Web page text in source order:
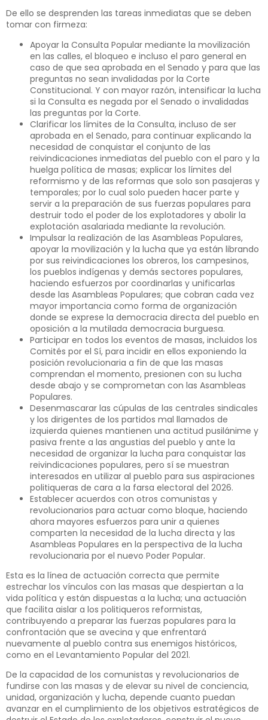
De ello se desprenden las tareas inmediatas que se deben
tomar con firmeza:
Apoyar la Consulta Popular mediante la movilización
en las calles, el bloqueo e incluso el paro general en
caso de que sea aprobada en el Senado y para que las
preguntas no sean invalidadas por la Corte
Constitucional. Y con mayor razón, intensificar la lucha
si la Consulta es negada por el Senado o invalidadas
las preguntas por la Corte.
Clarificar los límites de la Consulta, incluso de ser
aprobada en el Senado, para continuar explicando la
necesidad de conquistar el conjunto de las
reivindicaciones inmediatas del pueblo con el paro y la
huelga política de masas; explicar los límites del
reformismo y de las reformas que solo son pasajeras y
temporales; por lo cual solo pueden hacer parte y
servir a la preparación de sus fuerzas populares para
destruir todo el poder de los explotadores y abolir la
explotación asalariada mediante la revolución.
Impulsar la realización de las Asambleas Populares,
apoyar la movilización y la lucha que ya están librando
por sus reivindicaciones los obreros, los campesinos,
los pueblos indígenas y demás sectores populares,
haciendo esfuerzos por coordinarlas y unificarlas
desde las Asambleas Populares; que cobran cada vez
mayor importancia como forma de organización
donde se exprese la democracia directa del pueblo en
oposición a la mutilada democracia burguesa.
Participar en todos los eventos de masas, incluidos los
Comités por el Sí, para incidir en ellos exponiendo la
posición revolucionaria a fin de que las masas
comprendan el momento, presionen con su lucha
desde abajo y se comprometan con las Asambleas
Populares.
Desenmascarar las cúpulas de las centrales sindicales
y los dirigentes de los partidos mal llamados de
izquierda quienes mantienen una actitud pusilánime y
pasiva frente a las angustias del pueblo y ante la
necesidad de organizar la lucha para conquistar las
reivindicaciones populares, pero sí se muestran
interesados en utilizar al pueblo para sus aspiraciones
politiqueras de cara a la farsa electoral del 2026.
Establecer acuerdos con otros comunistas y
revolucionarios para actuar como bloque, haciendo
ahora mayores esfuerzos para unir a quienes
comparten la necesidad de la lucha directa y las
Asambleas Populares en la perspectiva de la lucha
revolucionaria por el nuevo Poder Popular.
Esta es la línea de actuación correcta que permite
estrechar los vínculos con las masas que despiertan a la
vida política y están dispuestas a la lucha; una actuación
que facilita aislar a los politiqueros reformistas,
contribuyendo a preparar las fuerzas populares para la
confrontación que se avecina y que enfrentará
nuevamente al pueblo contra sus enemigos históricos,
como en el Levantamiento Popular del 2021.
De la capacidad de los comunistas y revolucionarios de
fundirse con las masas y de elevar su nivel de conciencia,
unidad, organización y lucha, depende cuanto puedan
avanzar en el cumplimiento de los objetivos estratégicos de